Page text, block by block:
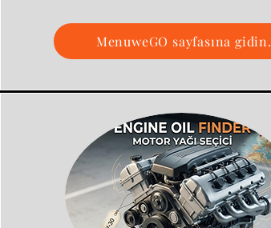
MenuweGO sayfasına gidin.